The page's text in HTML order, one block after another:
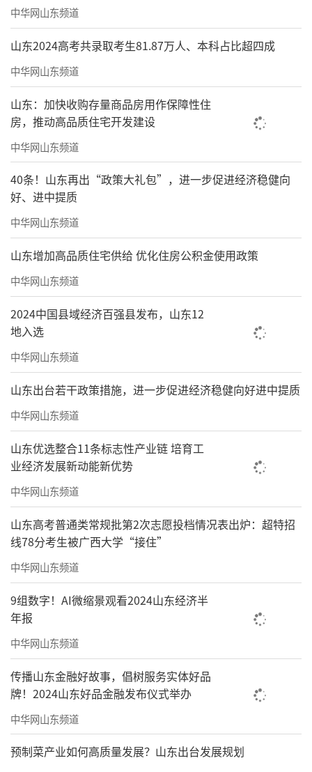
中华网山东频道
山东2024高考共录取考生81.87万人、本科占比超四成
中华网山东频道
山东：加快收购存量商品房用作保障性住
房，推动高品质住宅开发建设
中华网山东频道
40条！山东再出“政策大礼包”，进一步促进经济稳健向
好、进中提质
中华网山东频道
山东增加高品质住宅供给 优化住房公积金使用政策
中华网山东频道
2024中国县域经济百强县发布，山东12
地入选
中华网山东频道
山东出台若干政策措施，进一步促进经济稳健向好进中提质
中华网山东频道
山东优选整合11条标志性产业链 培育工
业经济发展新动能新优势
中华网山东频道
山东高考普通类常规批第2次志愿投档情况表出炉：超特招
线78分考生被广西大学“接住”
中华网山东频道
9组数字！AI微缩景观看2024山东经济半
年报
中华网山东频道
传播山东金融好故事，倡树服务实体好品
牌！2024山东好品金融发布仪式举办
中华网山东频道
预制菜产业如何高质量发展？山东出台发展规划